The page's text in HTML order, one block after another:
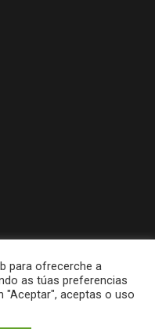
para ofrecerche a
as túas preferencias
"Aceptar", aceptas o uso